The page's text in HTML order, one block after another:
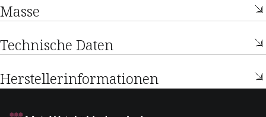
Masse
Technische Daten
Herstellerinformationen